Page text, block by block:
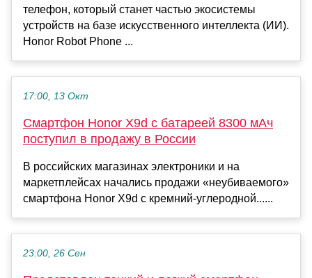
телефон, который станет частью экосистемы
устройств на базе искусственного интеллекта (ИИ).
Honor Robot Phone ...
17:00, 13 Окт
Смартфон Honor X9d с батареей 8300 мАч
поступил в продажу в России
В российских магазинах электроники и на
маркетплейсах начались продажи «неубиваемого»
смартфона Honor X9d с кремний-углеродной......
23:00, 26 Сен